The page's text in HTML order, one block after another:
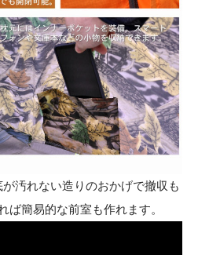
汚れない造りのおかげで撤収も
ば簡易的な前室も作れます。